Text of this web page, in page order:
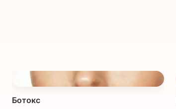
Ботокс